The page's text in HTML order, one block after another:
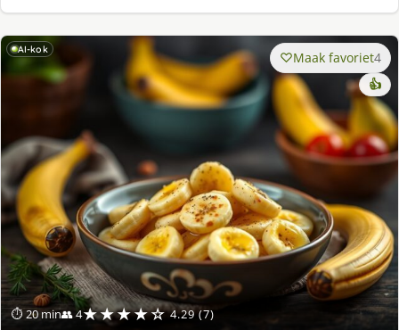
AI-kok
⏱ 20 min👥 4★★★★☆ 4.29 (7)
Maak favoriet4
👍